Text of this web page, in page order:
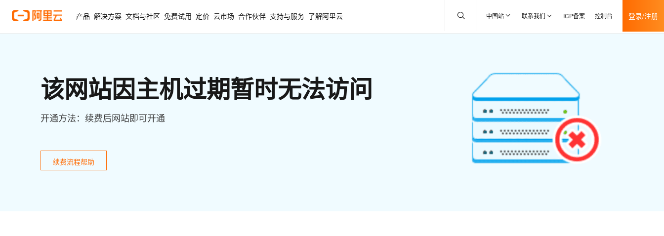
产品 解决方案 文档与社区 免费试用 定价 云市场 合作伙伴 支持与服务 了解阿里云 中国站 联系我们 ICP备案 控制台 登录/注册
该网站因主机过期暂时无法访问
开通方法：续费后网站即可开通
续费流程帮助